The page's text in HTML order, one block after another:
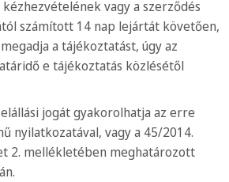
vagy a szerződés
számított 14 nap lejártát követően,
a tájékoztatást, úgy az
e tájékoztatás közlésétől
jogát gyakorolhatja az erre
nyilatkozatával, vagy a 45/2014.
2. mellékletében meghatározott